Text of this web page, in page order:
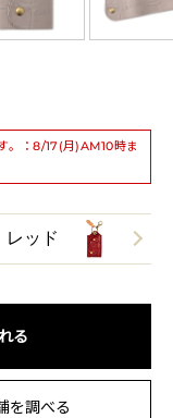
。：8/17(月)AM10時ま
レッド
る
を調べる